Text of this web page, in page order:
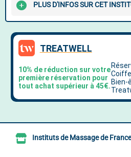
PLUS D'INFOS SUR CET
Instituts de Massage de France